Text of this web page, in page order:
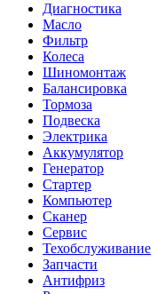
Диагностика
Масло
Фильтр
Колеса
Шиномонтаж
Балансировка
Тормоза
Подвеска
Электрика
Аккумулятор
Генератор
Стартер
Компьютер
Сканер
Сервис
Техобслуживание
Запчасти
Антифриз